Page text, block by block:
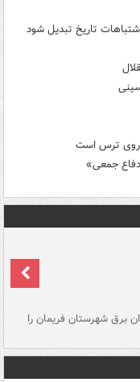
تاریخ تبدیل شود
روی ترس است
جمعی»
برق شهرستان فریمان را